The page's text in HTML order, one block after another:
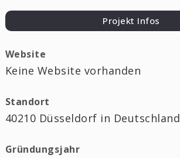
Projekt Infos
Website
Keine Website vorhanden
Standort
40210 Düsseldorf in Deutschland
Gründungsjahr